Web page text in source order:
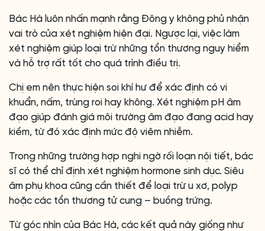
Bác Hà luôn nhấn mạnh rằng Đông y không phủ nhận
vai trò của xét nghiệm hiện đại. Ngược lại, việc làm
xét nghiệm giúp loại trừ những tổn thương nguy hiểm
và hỗ trợ rất tốt cho quá trình điều trị.
Chị em nên thực hiện soi khí hư để xác định có vi
khuẩn, nấm, trùng roi hay không. Xét nghiệm pH âm
đạo giúp đánh giá môi trường âm đạo đang acid hay
kiềm, từ đó xác định mức độ viêm nhiễm.
Trong những trường hợp nghi ngờ rối loạn nội tiết, bác
sĩ có thể chỉ định xét nghiệm hormone sinh dục. Siêu
âm phụ khoa cũng cần thiết để loại trừ u xơ, polyp
hoặc các tổn thương tử cung – buồng trứng.
Từ góc nhìn của Bác Hà, các kết quả này giống như